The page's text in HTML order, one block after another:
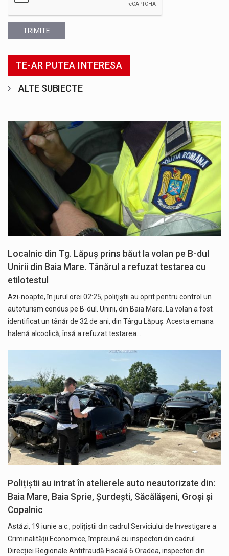
TRIMITE
TE-AR PUTEA INTERESA
ALTE SUBIECTE
Localnic din Tg. Lăpuș prins băut la volan pe B-dul
Unirii din Baia Mare. Tânărul a refuzat testarea cu
etilotestul
Azi-noapte, în jurul orei 02:25, poliţiştii au oprit pentru control un
autoturism condus pe B-dul. Unirii, din Baia Mare. La volan a fost
identificat un tânăr de 32 de ani, din Târgu Lăpuş. Acesta emana
halenă alcoolică, însă a refuzat testarea…
Polițiștii au intrat în atelierele auto neautorizate din:
Baia Mare, Baia Sprie, Șurdești, Săcălășeni, Groși și
Copalnic
Astăzi, 19 iunie a.c., polițiștii din cadrul Serviciului de Investigare a
Criminalității Economice, împreună cu inspectori din cadrul
Direcției Regionale Antifraudă Fiscală 6 Oradea, inspectori din